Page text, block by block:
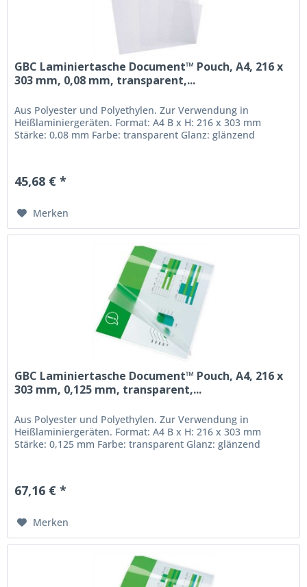
GBC Laminiertasche Document™ Pouch, A4, 216 x
303 mm, 0,08 mm, transparent,...
Aus Polyester und Polyethylen. Zur Verwendung in
Heißlaminiergeräten. Format: A4 B x H: 216 x 303 mm
Stärke: 0,08 mm Farbe: transparent Glanz: glänzend
45,68 € *
Merken
GBC Laminiertasche Document™ Pouch, A4, 216 x
303 mm, 0,125 mm, transparent,...
Aus Polyester und Polyethylen. Zur Verwendung in
Heißlaminiergeräten. Format: A4 B x H: 216 x 303 mm
Stärke: 0,125 mm Farbe: transparent Glanz: glänzend
67,16 € *
Merken